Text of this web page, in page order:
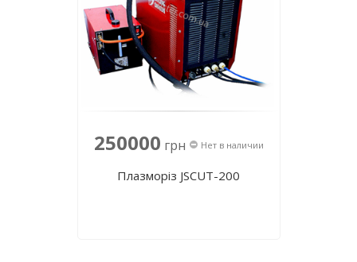
250000 грн Нет в наличии
Плазморіз JSCUT-200